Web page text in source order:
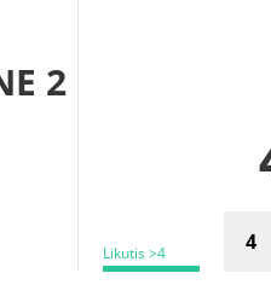
2
Likutis >4